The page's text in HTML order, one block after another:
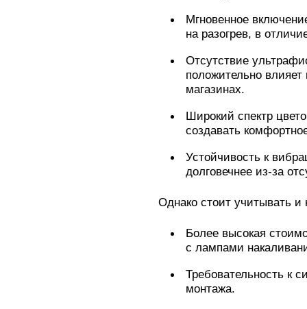
Мгновенное
на разогрев, в
Отсутствие
положительно влияет
магазинах.
Широкий спектр
создавать
Устойчивость к
долговечнее из-за
Однако стоит учитывать
Более высокая
с лампами
Требовательность к
монтажа.